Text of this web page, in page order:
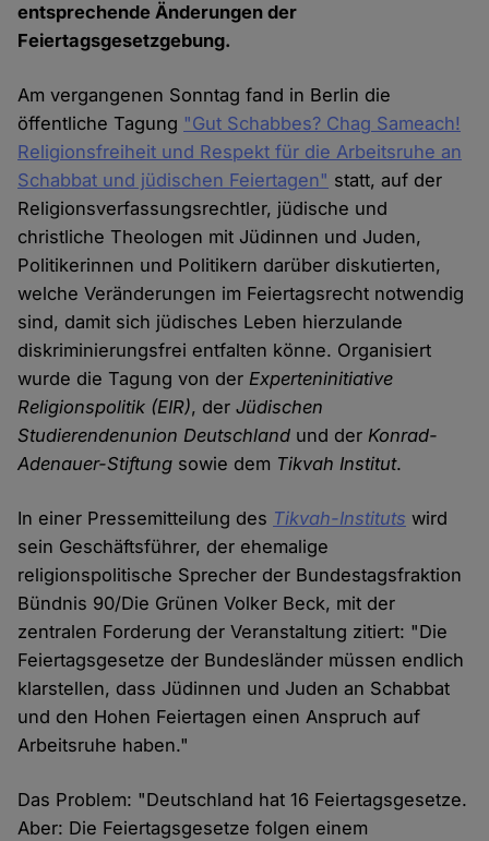
entsprechende Änderungen der
Feiertagsgesetzgebung.
Am vergangenen Sonntag fand in Berlin die
öffentliche Tagung "Gut Schabbes? Chag Sameach!
Religionsfreiheit und Respekt für die Arbeitsruhe an
Schabbat und jüdischen Feiertagen" statt, auf der
Religionsverfassungsrechtler, jüdische und
christliche Theologen mit Jüdinnen und Juden,
Politikerinnen und Politikern darüber diskutierten,
welche Veränderungen im Feiertagsrecht notwendig
sind, damit sich jüdisches Leben hierzulande
diskriminierungsfrei entfalten könne. Organisiert
wurde die Tagung von derExperteninitiative
Religionspolitik (EIR), derJüdischen
Studierendenunion Deutschland und derKonrad-
Adenauer-Stiftung sowie dem Tikvah Institut.
In einer Pressemitteilung des Tikvah-Instituts wird
sein Geschäftsführer, der ehemalige
religionspolitische Sprecher der Bundestagsfraktion
Bündnis 90/Die Grünen Volker Beck, mit der
zentralen Forderung der Veranstaltung zitiert: "Die
Feiertagsgesetze der Bundesländer müssen endlich
klarstellen, dass Jüdinnen und Juden an Schabbat
und den Hohen Feiertagen einen Anspruch auf
Arbeitsruhe haben."
Das Problem: "Deutschland hat 16 Feiertagsgesetze.
Aber: Die Feiertagsgesetze folgen einem